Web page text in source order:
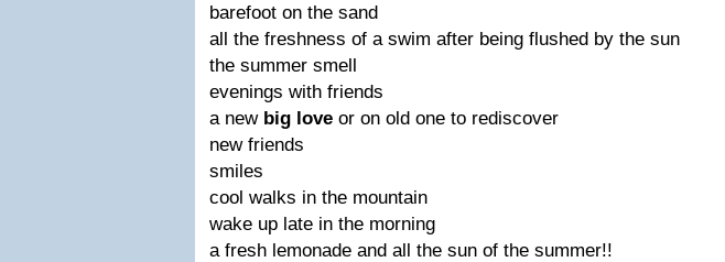
barefoot on the sand
all the freshness of a swim after being flushed by the sun
the summer smell
evenings with friends
a new big love or on old one to rediscover
new friends
smiles
cool walks in the mountain
wake up late in the morning
a fresh lemonade and all the sun of the summer!!